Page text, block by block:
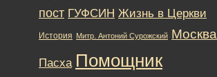
пост ГУФСИН Жизнь в Церкви
История Митр. Антоний Сурожский Москва
Пасха Помощник